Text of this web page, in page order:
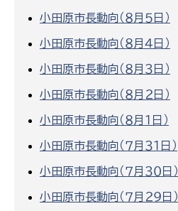
小田原市長動向（８月５日）
小田原市長動向（８月４日）
小田原市長動向（８月３日）
小田原市長動向（８月２日）
小田原市長動向（８月１日）
小田原市長動向（７月３１日）
小田原市長動向（７月３０日）
小田原市長動向（７月２９日）